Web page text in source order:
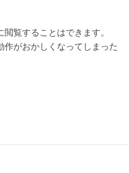
覧することはできます。
がおかしくなってしまった